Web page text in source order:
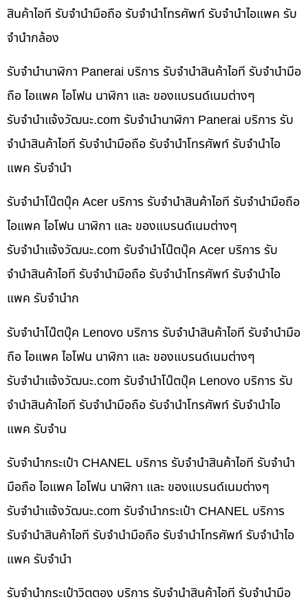
สินค้าไอที รับจำนำมือถือ รับจำนำโทรศัพท์ รับจำนำไอแพค รับ
จำนำกล้อง
รับจำนำนาฬิกา Panerai บริการ รับจำนำสินค้าไอที รับจำนำมือ
ถือ ไอแพค ไอโฟน นาฬิกา และ ของแบรนด์เนมต่างๆ
รับจํานําแจ้งวัฒนะ.com รับจำนำนาฬิกา Panerai บริการ รับ
จำนำสินค้าไอที รับจำนำมือถือ รับจำนำโทรศัพท์ รับจำนำไอ
แพค รับจำนำ
รับจำนำโน๊ตบุ๊ค Acer บริการ รับจำนำสินค้าไอที รับจำนำมือถือ
ไอแพค ไอโฟน นาฬิกา และ ของแบรนด์เนมต่างๆ
รับจํานําแจ้งวัฒนะ.com รับจำนำโน๊ตบุ๊ค Acer บริการ รับ
จำนำสินค้าไอที รับจำนำมือถือ รับจำนำโทรศัพท์ รับจำนำไอ
แพค รับจำนำก
รับจำนำโน๊ตบุ๊ค Lenovo บริการ รับจำนำสินค้าไอที รับจำนำมือ
ถือ ไอแพค ไอโฟน นาฬิกา และ ของแบรนด์เนมต่างๆ
รับจํานําแจ้งวัฒนะ.com รับจำนำโน๊ตบุ๊ค Lenovo บริการ รับ
จำนำสินค้าไอที รับจำนำมือถือ รับจำนำโทรศัพท์ รับจำนำไอ
แพค รับจำน
รับจำนำกระเป๋า CHANEL บริการ รับจำนำสินค้าไอที รับจำนำ
มือถือ ไอแพค ไอโฟน นาฬิกา และ ของแบรนด์เนมต่างๆ
รับจํานําแจ้งวัฒนะ.com รับจำนำกระเป๋า CHANEL บริการ
รับจำนำสินค้าไอที รับจำนำมือถือ รับจำนำโทรศัพท์ รับจำนำไอ
แพค รับจำนำ
รับจำนำกระเป๋าวิตตอง บริการ รับจำนำสินค้าไอที รับจำนำมือ